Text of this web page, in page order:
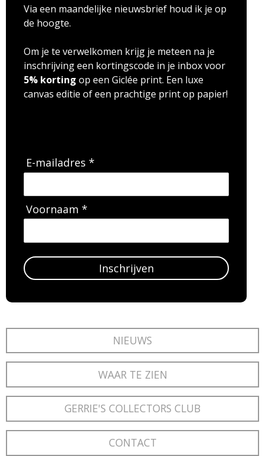
Via een maandelijke nieuwsbrief houd ik je op
de hoogte.
Om je te verwelkomen krijg je meteen na je
inschrijving een kortingscode in je inbox voor
5% korting op een Giclée print. Een luxe
canvas editie of een prachtige print op papier!
E-mailadres *
Voornaam *
Inschrijven
NIEUWS
WAAR TE ZIEN
GERRIE'S COLLECTORS CLUB
CONTACT